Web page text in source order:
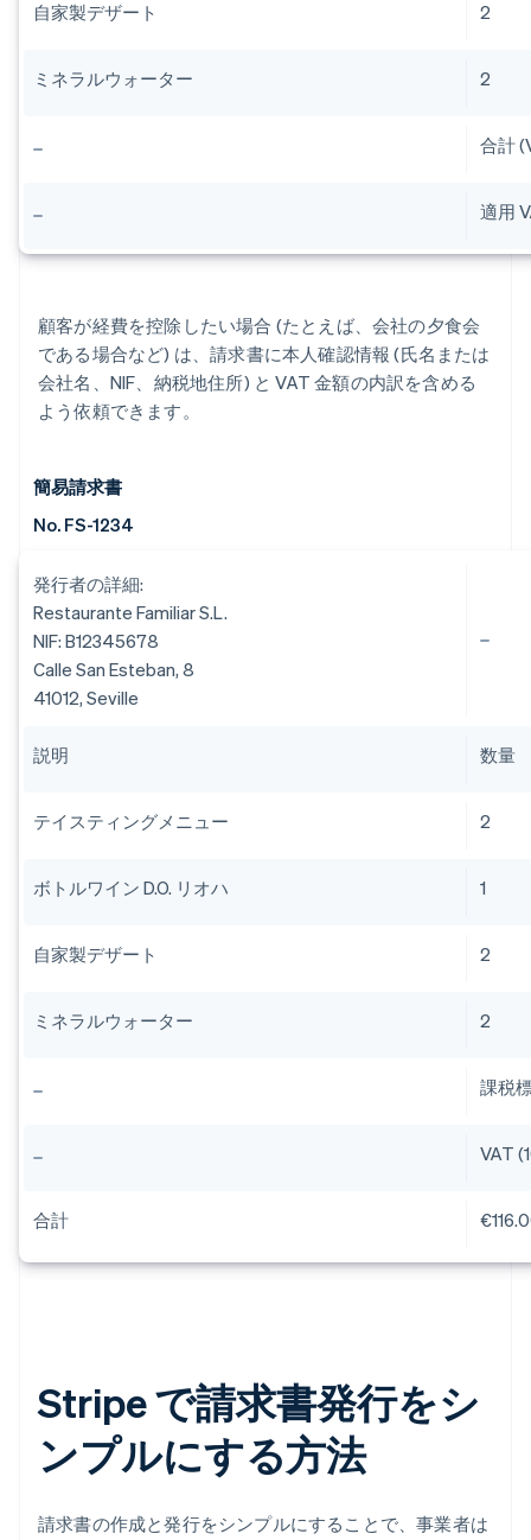
自家製デザート 2
ミネラルウォーター 2
合計
適用
顧客が経費を控除したい場合 (たとえば、会社の夕食会
である場合など) は、請求書に本人確認情報 (氏名または
会社名、NIF、納税地住所) と VAT 金額の内訳を含める
よう依頼できます。
簡易請求書
No. FS-1234
発行者の詳細:
Restaurante Familiar S.L.
NIF: B12345678
Calle San Esteban, 8
41012, Seville
説明 数量
テイスティングメニュー 2
ボトルワイン D.O. リオハ 1
自家製デザート 2
ミネラルウォーター 2
課税
VAT
合計
Stripe で請求書発行をシ
ンプルにする方法
請求書の作成と発行をシンプルにすることで、事業者は